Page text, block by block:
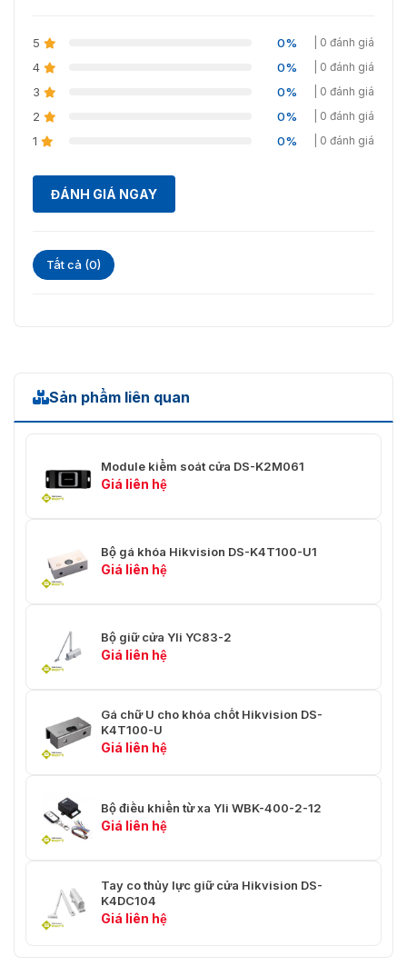
Đầu ra TTL
5 0% | 0 đánh giá
4 0% | 0 đánh giá
3 0% | 0 đánh giá
2 0% | 0 đánh giá
1 0% | 0 đánh giá
ĐÁNH GIÁ NGAY
Tất cả (0)
Sản phẩm liên quan
Module kiểm soát cửa DS-K2M061
Giá liên hệ
Bộ gá khóa Hikvision DS-K4T100-U1
Giá liên hệ
Bộ giữ cửa Yli YC83-2
Giá liên hệ
Gá chữ U cho khóa chốt Hikvision DS-
K4T100-U
Giá liên hệ
Bộ điều khiển từ xa Yli WBK-400-2-12
Giá liên hệ
Tay co thủy lực giữ cửa Hikvision DS-
K4DC104
Giá liên hệ